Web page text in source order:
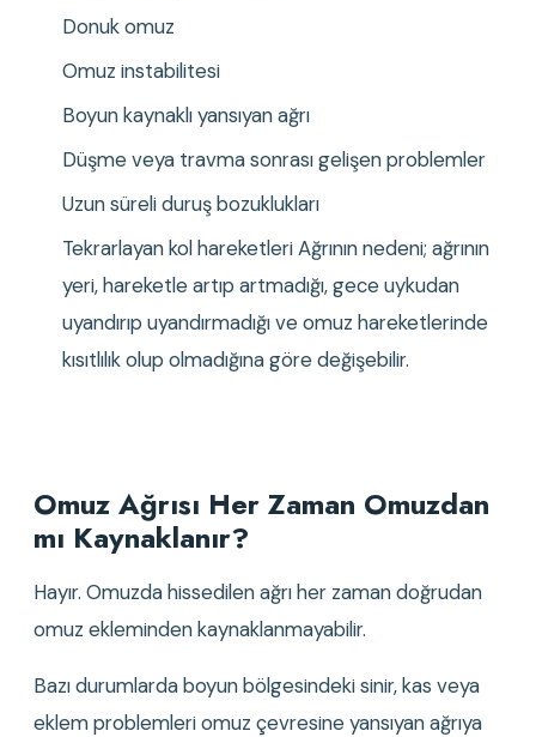
Donuk omuz
Omuz instabilitesi
Boyun kaynaklı yansıyan ağrı
Düşme veya travma sonrası gelişen problemler
Uzun süreli duruş bozuklukları
Tekrarlayan kol hareketleri Ağrının nedeni; ağrının
yeri, hareketle artıp artmadığı, gece uykudan
uyandırıp uyandırmadığı ve omuz hareketlerinde
kısıtlılık olup olmadığına göre değişebilir.
Omuz Ağrısı Her Zaman Omuzdan
mı Kaynaklanır?
Hayır. Omuzda hissedilen ağrı her zaman doğrudan
omuz ekleminden kaynaklanmayabilir.
Bazı durumlarda boyun bölgesindeki sinir, kas veya
eklem problemleri omuz çevresine yansıyan ağrıya